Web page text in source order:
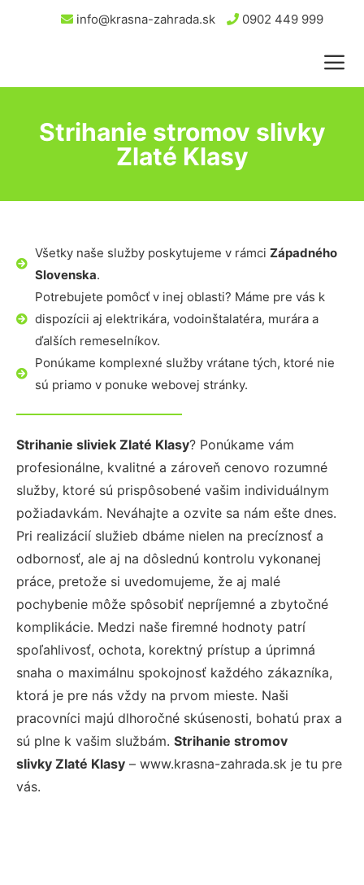
info@krasna-zahrada.sk 0902 449 999
Strihanie stromov slivky
Zlaté Klasy
Všetky naše služby poskytujeme v rámci Západného
Slovenska.
Potrebujete pomôcť v inej oblasti? Máme pre vás k
dispozícii aj elektrikára, vodoinštalatéra, murára a
ďalších remeselníkov.
Ponúkame komplexné služby vrátane tých, ktoré nie
sú priamo v ponuke webovej stránky.
Strihanie sliviek Zlaté Klasy? Ponúkame vám
profesionálne, kvalitné a zároveň cenovo rozumné
služby, ktoré sú prispôsobené vašim individuálnym
požiadavkám. Neváhajte a ozvite sa nám ešte dnes.
Pri realizácií služieb dbáme nielen na precíznosť a
odbornosť, ale aj na dôslednú kontrolu vykonanej
práce, pretože si uvedomujeme, že aj malé
pochybenie môže spôsobiť nepríjemné a zbytočné
komplikácie. Medzi naše firemné hodnoty patrí
spoľahlivosť, ochota, korektný prístup a úprimná
snaha o maximálnu spokojnosť každého zákazníka,
ktorá je pre nás vždy na prvom mieste. Naši
pracovníci majú dlhoročné skúsenosti, bohatú prax a
sú plne k vašim službám. Strihanie stromov
slivky Zlaté Klasy – www.krasna-zahrada.sk je tu pre
vás.